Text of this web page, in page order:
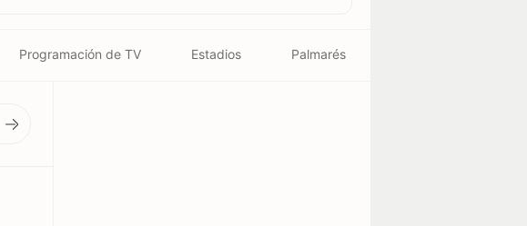
Programación de TV Estadios Palmarés